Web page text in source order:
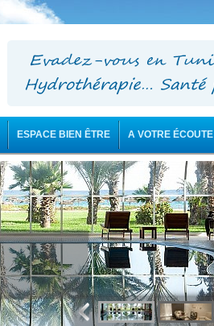
ESPACE BIEN ÊTRE A VOTRE ÉCOUTE